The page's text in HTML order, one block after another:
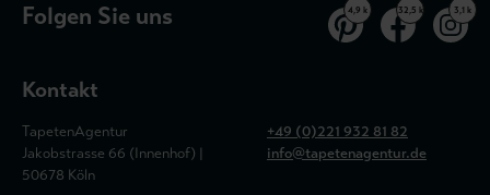
Folgen Sie uns 4,9 k 32,5 k 3,1 k
Kontakt
TapetenAgentur
Jakobstrasse 66 (Innenhof) |
50678 Köln
+49 (0)221 932 81 82
info@tapetenagentur.de